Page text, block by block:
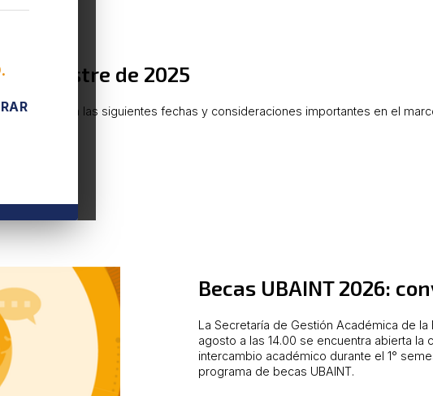
de 2025
informa las siguientes fechas y consideraciones importantes en el
Becas UBAINT 2026:
La Secretaría de Gestión Académica de la
agosto a las 14.00 se encuentra abierta la
intercambio académico durante el 1°
programa de becas UBAINT.